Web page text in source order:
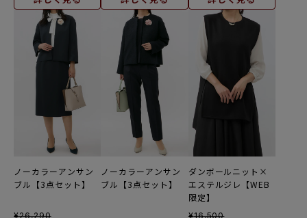
ノーカラーアンサン
ブル【3点セット】
¥26,290
ノーカラーアンサン
ブル【3点セット】
ダンボールニット×
エステルジレ【WEB
限定】
¥16,500